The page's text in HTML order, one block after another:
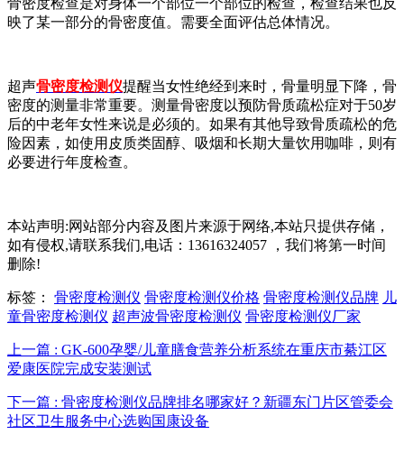
映了某一部分的骨密度值。需要全面评估总体情况。
超声骨密度检测仪提醒当女性绝经到来时，骨量明显下降，骨
密度的测量非常重要。测量骨密度以预防骨质疏松症对于50岁
后的中老年女性来说是必须的。如果有其他导致骨质疏松的危
险因素，如使用皮质类固醇、吸烟和长期大量饮用咖啡，则有
必要进行年度检查。
本站声明:网站部分内容及图片来源于网络,本站只提供存储，
如有侵权,请联系我们,电话：13616324057 ，我们将第一时间
删除!
标签： 骨密度检测仪 骨密度检测仪价格 骨密度检测仪品牌 儿
童骨密度检测仪 超声波骨密度检测仪 骨密度检测仪厂家
上一篇 : GK-600孕婴/儿童膳食营养分析系统在重庆市綦江区
爱康医院完成安装测试
下一篇 : 骨密度检测仪品牌排名哪家好？新疆东门片区管委会
社区卫生服务中心选购国康设备